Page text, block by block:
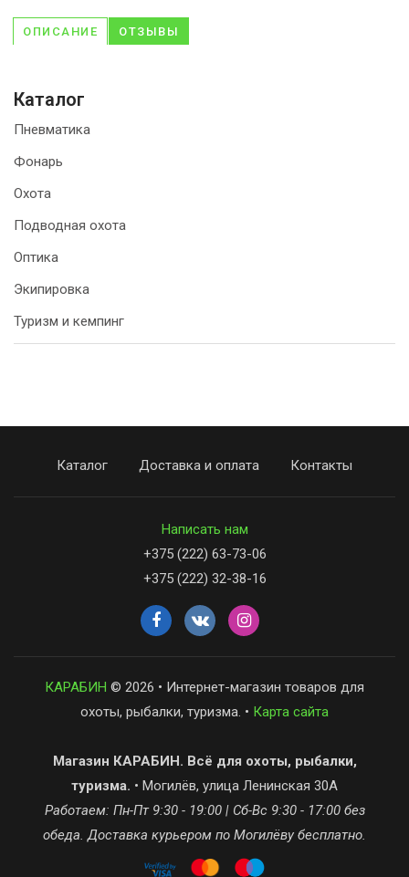
ОПИСАНИЕ ОТЗЫВЫ
Каталог
Пневматика
Фонарь
Охота
Подводная охота
Оптика
Экипировка
Туризм и кемпинг
Каталог Доставка и оплата Контакты
Написать нам
+375 (222) 63-73-06
+375 (222) 32-38-16
КАРАБИН © 2026 • Интернет-магазин товаров для
охоты, рыбалки, туризма. • Карта сайта
Магазин КАРАБИН. Всё для охоты, рыбалки,
туризма. • Могилёв, улица Ленинская 30А
Работаем: Пн-Пт 9:30 - 19:00 | Сб-Вс 9:30 - 17:00 без
обеда. Доставка курьером по Могилёву бесплатно.